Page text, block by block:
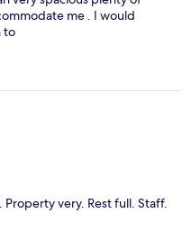
me . I would
to
very. Rest full. Staff.